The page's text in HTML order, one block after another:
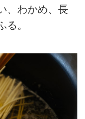
、わかめ、長
る。